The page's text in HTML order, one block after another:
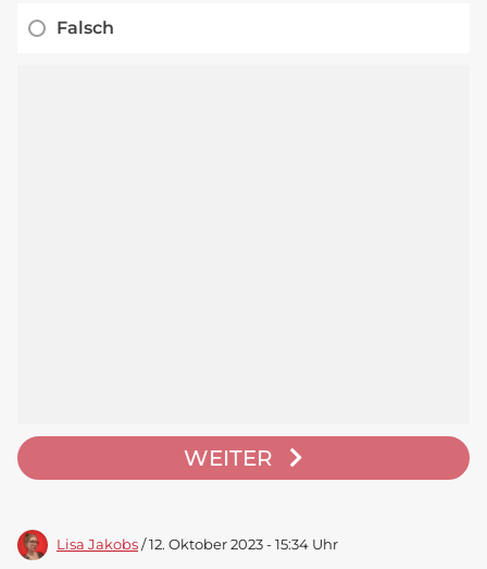
Falsch
WEITER
Lisa Jakobs / 12. Oktober 2023 - 15:34 Uhr